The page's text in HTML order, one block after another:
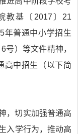
教基〔2017〕21
年普通中小学招生
号）等文件精神，
高中招生（以下简
，切实加强普通高
入学行为，推动高